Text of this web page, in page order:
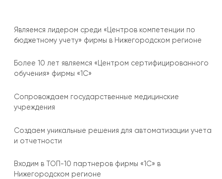
Являемся лидером среди «Центров компетенции по
бюджетному учету» фирмы в Нижегородском регионе
Более 10 лет являемся «Центром сертифицированного
обучения» фирмы «1С»
Сопровождаем государственные медицинские
учреждения
Создаем уникальные решения для автоматизации учета
и отчетности
Входим в ТОП-10 партнеров фирмы «1С» в
Нижегородском регионе